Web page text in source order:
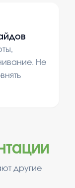
Не
другие